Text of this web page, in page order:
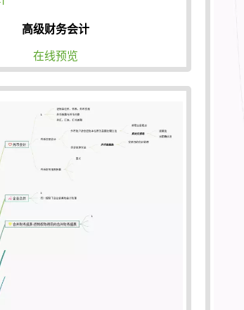
高级财务会计
在线预览